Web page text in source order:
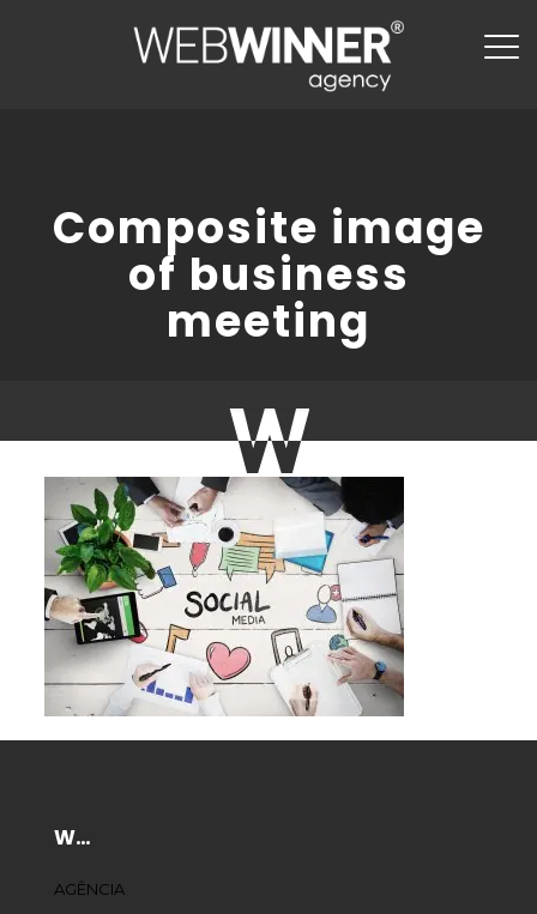
Composite image
of business
meeting
W…
AGÊNCIA